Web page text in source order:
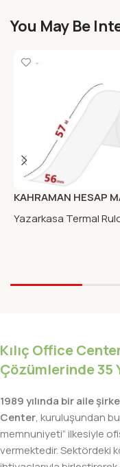
You May Be
KAHRAMAN HESAP
Yazarkasa Termal
Kılıç Office
Çözümlerinde 35
1989 yılında bir aile
Center, kuruluşundan
memnuniyeti” ilkesiyle
vermektedir. Sektördeki